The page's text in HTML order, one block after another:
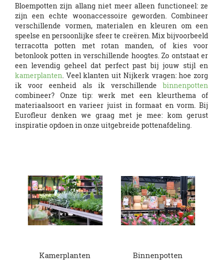
Bloempotten zijn allang niet meer alleen functioneel: ze
zijn een echte woonaccessoire geworden. Combineer
verschillende vormen, materialen en kleuren om een
speelse en persoonlijke sfeer te creëren. Mix bijvoorbeeld
terracotta potten met rotan manden, of kies voor
betonlook potten in verschillende hoogtes. Zo ontstaat er
een levendig geheel dat perfect past bij jouw stijl en
kamerplanten . Veel klanten uit Nijkerk vragen: hoe zorg
ik voor eenheid als ik verschillende binnenpotten
combineer? Onze tip: werk met een kleurthema of
materiaalsoort en varieer juist in formaat en vorm. Bij
Eurofleur denken we graag met je mee: kom gerust
inspiratie opdoen in onze uitgebreide pottenafdeling.
Kamerplanten Binnenpotten